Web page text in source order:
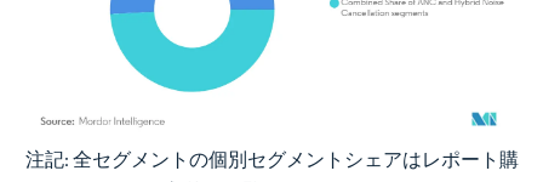
画像 © Mordor Intelligence。再利用にはCC BY 4.0の表示が必要です。
注記: 全セグメントの個別セグメントシェアはレポート購